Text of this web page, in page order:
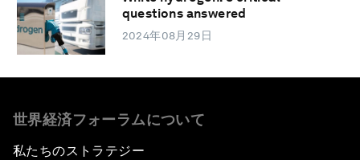
questions answered
2024年08月29日
世界経済フォーラムについて
私たちのストラテジー